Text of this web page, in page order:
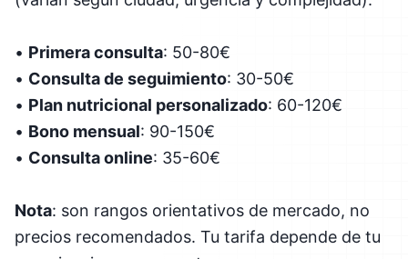
• Primera consulta: 50-80€
• Consulta de seguimiento: 30-50€
• Plan nutricional personalizado: 60-120€
• Bono mensual: 90-150€
• Consulta online: 35-60€
Nota: son rangos orientativos de mercado, no
precios recomendados. Tu tarifa depende de tu